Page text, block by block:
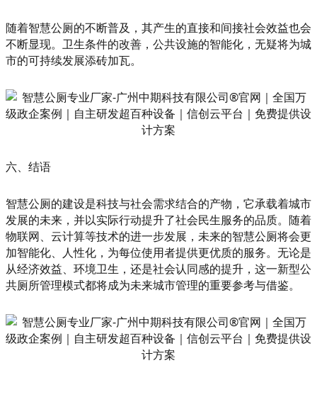
随着智慧公厕的不断普及，其产生的直接和间接社会效益也会
不断显现。卫生条件的改善，公共设施的智能化，无疑将为城
市的可持续发展添砖加瓦。
六、结语
智慧公厕的建设是科技与社会需求结合的产物，它承载着城市
发展的未来，并以实际行动提升了社会民生服务的品质。随着
物联网、云计算等技术的进一步发展，未来的智慧公厕将会更
加智能化、人性化，为每位使用者提供更优质的服务。无论是
从经济效益、环境卫生，还是社会认同感的提升，这一新型公
共厕所管理模式都将成为未来城市管理的重要参考与借鉴。